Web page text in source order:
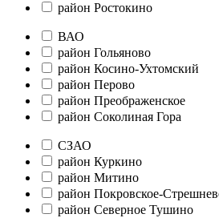
район Ростокино
ВАО
район Гольяново
район Косино-Ухтомский
район Перово
район Преображенское
район Соколиная Гора
СЗАО
район Куркино
район Митино
район Покровское-
район Северное Тушино